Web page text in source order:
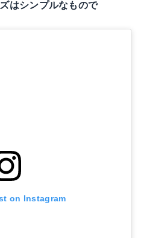
はシンプルなもので
on Instagram